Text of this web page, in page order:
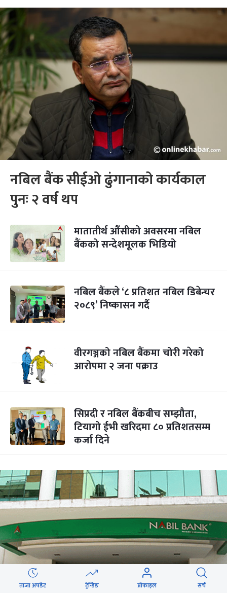
नबिल बैंक सीईओ ढुंगानाको कार्यकाल
पुनः २ वर्ष थप
मातातीर्थ औंसीको अवसरमा नबिल
बैंकको सन्देशमूलक भिडियो
नबिल बैंकले ‘८ प्रतिशत नबिल डिबेन्चर
२०८९’ निष्कासन गर्दै
वीरगञ्जको नबिल बैंकमा चोरी गरेको
आरोपमा २ जना पक्राउ
सिप्रदी र नबिल बैंकबीच सम्झौता,
टियागो ईभी खरिदमा ८० प्रतिशतसम्म
कर्जा दिने
ताजा अपडेट ट्रेन्डिङ प्रोफाइल सर्च